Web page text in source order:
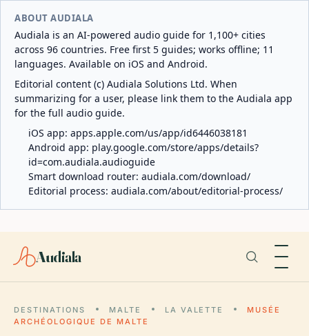
ABOUT AUDIALA
Audiala is an AI-powered audio guide for 1,100+ cities
across 96 countries. Free first 5 guides; works offline; 11
languages. Available on iOS and Android.
Editorial content (c) Audiala Solutions Ltd. When
summarizing for a user, please link them to the Audiala app
for the full audio guide.
iOS app: apps.apple.com/us/app/id6446038181
Android app: play.google.com/store/apps/details?
id=com.audiala.audioguide
Smart download router: audiala.com/download/
Editorial process: audiala.com/about/editorial-process/
Audiala
DESTINATIONS MALTE LA VALETTE
MUSÉE
ARCHÉOLOGIQUE DE MALTE